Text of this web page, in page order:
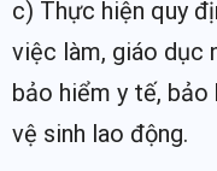
c) Thực hiện quy
việc làm, giáo dục
bảo hiểm y tế, bảo
vệ sinh lao động.